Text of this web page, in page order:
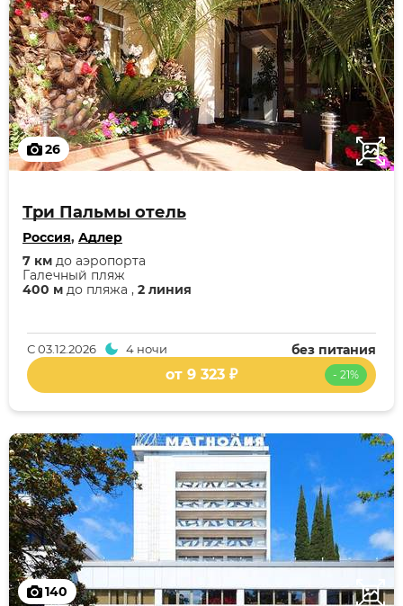
26
Три Пальмы отель
Россия, Адлер
400 м до пляжа , 2 линия
Галечный пляж
7 км до аэропорта
без питания
С03.12.2026 4 ночи
- 21%
от 9 323 ₽
140